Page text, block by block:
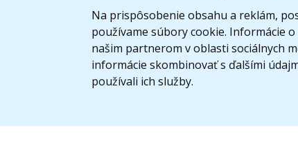
Na prispôsobenie obsahu a reklám,
používame súbory cookie. Informácie
našim partnerom v oblasti sociálnych
informácie skombinovať s ďalšími
používali ich služby.